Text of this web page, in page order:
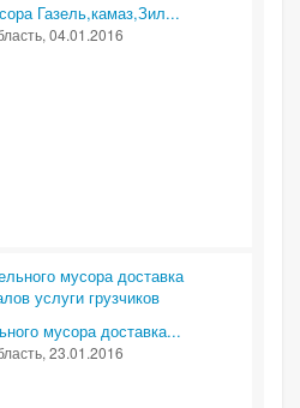
Газель,камаз,Зил...
, 04.01.2016
мусора доставка...
, 23.01.2016